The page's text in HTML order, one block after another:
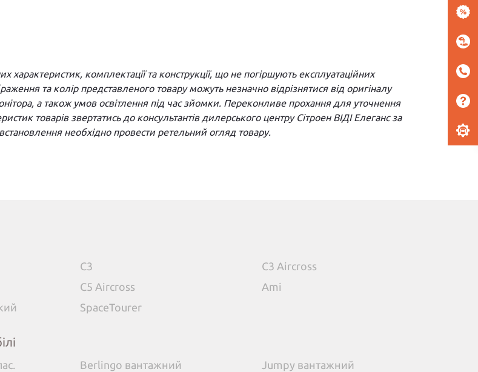
комплектації та конструкції, що не погіршують експлуатаційних
та колір представленого товару можуть незначно відрізнятися від оригіналу
а також умов освітлення під час зйомки. Переконливе прохання для уточнення
товарів звертатись до консультантів дилерського центру Сітроен ВІДІ Елеганс за
необхідно провести ретельний огляд товару.
C3
C3 Aircross
C5 Aircross
Ami
SpaceTourer
Berlingo вантажний
Jumpy вантажний